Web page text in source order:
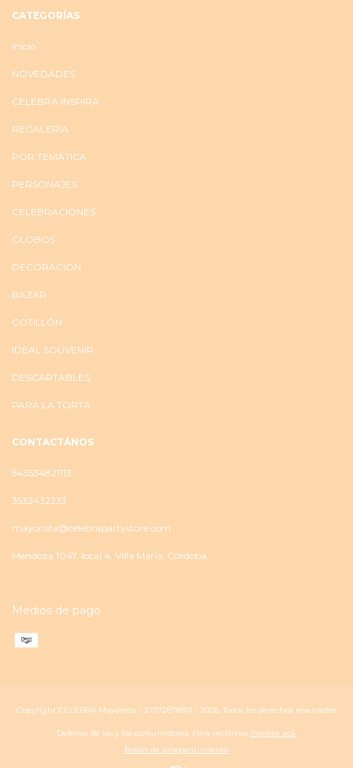
CATEGORÍAS
Inicio
NOVEDADES
CELEBRA INSPIRA
REGALERIA
POR TEMÁTICA
PERSONAJES
CELEBRACIONES
GLOBOS
DECORACIÓN
BAZAR
COTILLÓN
IDEAL SOUVENIR
DESCARTABLES
PARA LA TORTA
CONTACTÁNOS
543534821113
3532432233
mayorista@celebrapartystore.com
Mendoza 1047, local 4, Villa María, Córdoba.
Medios de pago
Copyright CELEBRA Mayorista - 27372878911 - 2026. Todos los derechos reservados.
Defensa de las y los consumidores. Para reclamos ingresá acá.
Botón de arrepentimiento